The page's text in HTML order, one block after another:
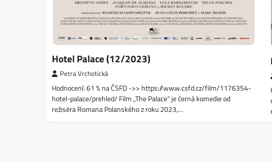
Hotel Palace (12/2023)
Petra Vrchotická
Hodnocení: 61 % na ČSFD ->> https://www.csfd.cz/film/1176354-
hotel-palace/prehled/ Film „The Palace“ je černá komedie od
režiséra Romana Polanského z roku 2023,…